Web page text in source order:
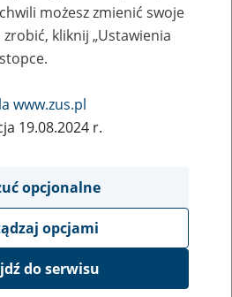
- zakładanie profili
Twojej firmy
eZUS
możesz zmienić swoje
kliknij „Ustawienia
www.zus.pl
19.08.2024 r.
opcjonalne
opcjami
do serwisu